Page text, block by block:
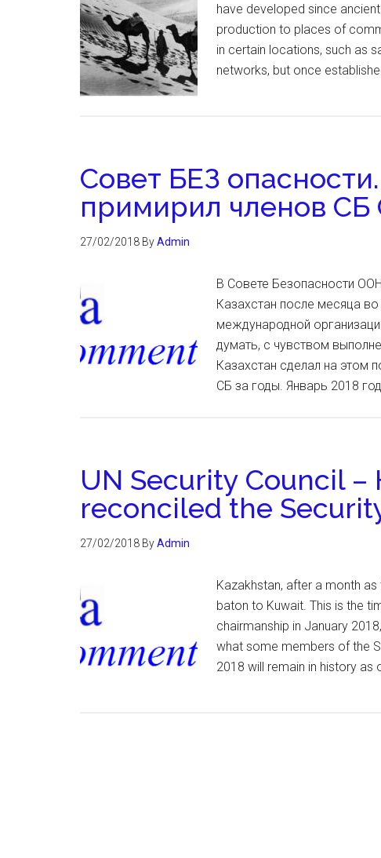
have developed since
production to places of
in certain locations, such as
networks, but once
Совет БЕЗ
примирил членов
27/02/2018 ByAdmin
В Совете Безопасности
Казахстан после месяца
международной
думать, с чувством
Казахстан сделал на этом
СБ за годы. Январь 2018
UN Security Council –
reconciled the
27/02/2018 ByAdmin
Kazakhstan, after a month
baton to Kuwait. This is the
chairmanship in January
what some members of the
2018 will remain in history